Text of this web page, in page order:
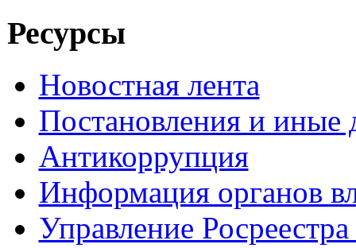
Ресурсы
Новостная лента
Постановления и иные
Антикоррупция
Информация органов
Управление